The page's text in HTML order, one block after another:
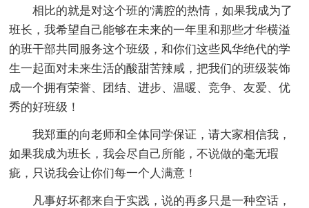
相比的就是对这个班的'满腔的热情，如果我成为了
班长，我希望自己能够在未来的一年里和那些才华横溢
的班干部共同服务这个班级，和你们这些风华绝代的学
生一起面对未来生活的酸甜苦辣咸，把我们的班级装饰
成一个拥有荣誉、团结、进步、温暖、竞争、友爱、优
秀的好班级！
我郑重的向老师和全体同学保证，请大家相信我，
如果我成为班长，我会尽自己所能，不说做的毫无瑕
疵，只说我会让你们每一个人满意！
凡事好坏都来自于实践，说的再多只是一种空话，